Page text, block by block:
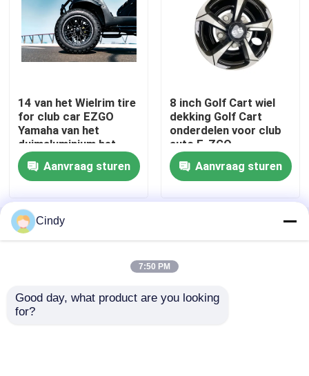
Het Wieldekking van de golfkar
Het Dashboard van de golfkar
golfkar
Elektrogolfkar
De Uitrustingen van de de Karlift van het clubgolf
14 van het Wielrim tire
for club car EZGO
Yamaha van het
duimaluminium het
gebruiks HOOGSTE
Golf Aanvraag sturen
8 inch Golf Cart wiel
dekking Golf Cart
onderdelen voor club
auto E-ZGO
Aanvraag sturen
Thuis
Sitemap
Privacybeleid
Kwaliteit De Zijspiegels van de golfkar
Cindy
7:50 PM
Good day, what product are you looking
for?